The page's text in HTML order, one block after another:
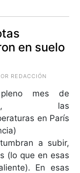
en suelo
REDACCIÓN
mes de
las
en París
a subir,
(lo que en esas
En esas